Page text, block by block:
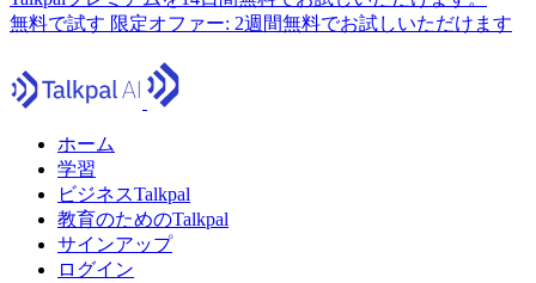
無料で試す 限定オファー: 2週間無料でお試しいただけます
ホーム
学習
ビジネスTalkpal
教育のためのTalkpal
サインアップ
ログイン